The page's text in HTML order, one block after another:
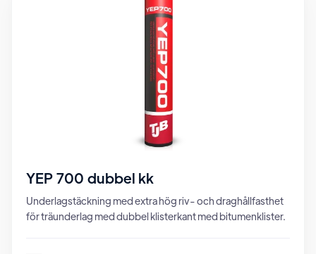
YEP 700 dubbel kk
Underlagstäckning med extra hög riv- och draghållfasthet
för träunderlag med dubbel klisterkant med bitumenklister.